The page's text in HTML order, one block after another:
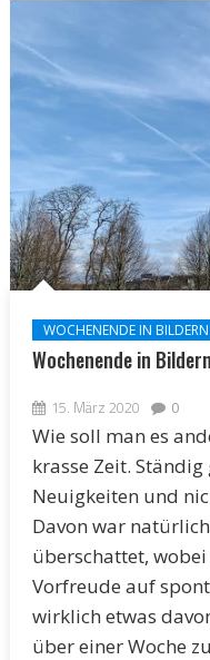
WOCHENENDE IN BILDERN
Wochenende in
15. März 2020 0
Wie soll man es
krasse Zeit.
Neuigkeiten und
Davon war
überschattet,
Vorfreude auf
wirklich etwas
über einer Woche